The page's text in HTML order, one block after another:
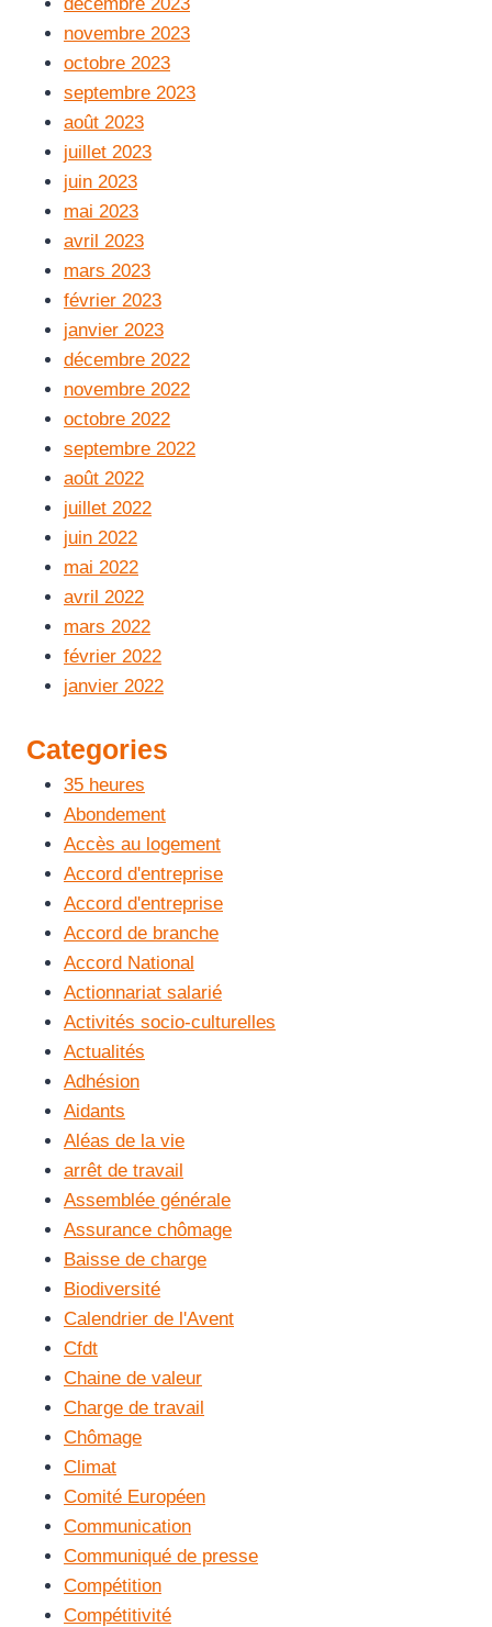
novembre 2023
octobre 2023
septembre 2023
août 2023
juillet 2023
juin 2023
mai 2023
avril 2023
mars 2023
février 2023
janvier 2023
décembre 2022
novembre 2022
octobre 2022
septembre 2022
août 2022
juillet 2022
juin 2022
mai 2022
avril 2022
mars 2022
février 2022
janvier 2022
Categories
35 heures
Abondement
Accès au logement
Accord d'entreprise
Accord d'entreprise
Accord de branche
Accord National
Actionnariat salarié
Activités socio-culturelles
Actualités
Adhésion
Aidants
Aléas de la vie
arrêt de travail
Assemblée générale
Assurance chômage
Baisse de charge
Biodiversité
Calendrier de l'Avent
Cfdt
Chaine de valeur
Charge de travail
Chômage
Climat
Comité Européen
Communication
Communiqué de presse
Compétition
Compétitivité